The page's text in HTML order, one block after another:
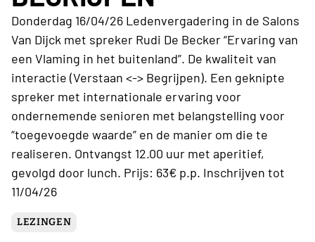
Donderdag 16/04/26 Ledenvergadering in de Salons
Van Dijck met spreker Rudi De Becker “Ervaring van
een Vlaming in het buitenland”. De kwaliteit van
interactie (Verstaan <-> Begrijpen). Een geknipte
spreker met internationale ervaring voor
ondernemende senioren met belangstelling voor
“toegevoegde waarde” en de manier om die te
realiseren. Ontvangst 12.00 uur met aperitief,
gevolgd door lunch. Prijs: 63€ p.p. Inschrijven tot
11/04/26
LEZINGEN